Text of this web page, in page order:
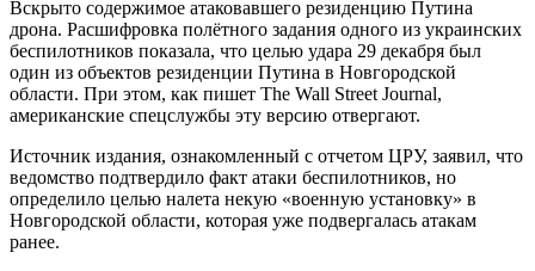
Вскрыто содержимое атаковавшего резиденцию Путина
дрона. Расшифровка полётного задания одного из украинских
беспилотников показала, что целью удара 29 декабря был
один из объектов резиденции Путина в Новгородской
области. При этом, как пишет The Wall Street Journal,
американские спецслужбы эту версию отвергают.
Источник издания, ознакомленный с отчетом ЦРУ, заявил, что
ведомство подтвердило факт атаки беспилотников, но
определило целью налета некую «военную установку» в
Новгородской области, которая уже подвергалась атакам
ранее.